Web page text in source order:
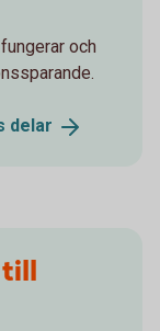
och
delar
till